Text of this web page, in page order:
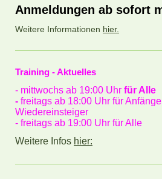
Anmeldungen ab sofort
Weitere Informationen hier.
Training - Aktuelles
- mittwochs ab 19:00 Uhr für Alle
- freitags ab 18:00 Uhr für
Wiedereinsteiger
- freitags ab 19:00 Uhr für Alle
Weitere Infos hier: